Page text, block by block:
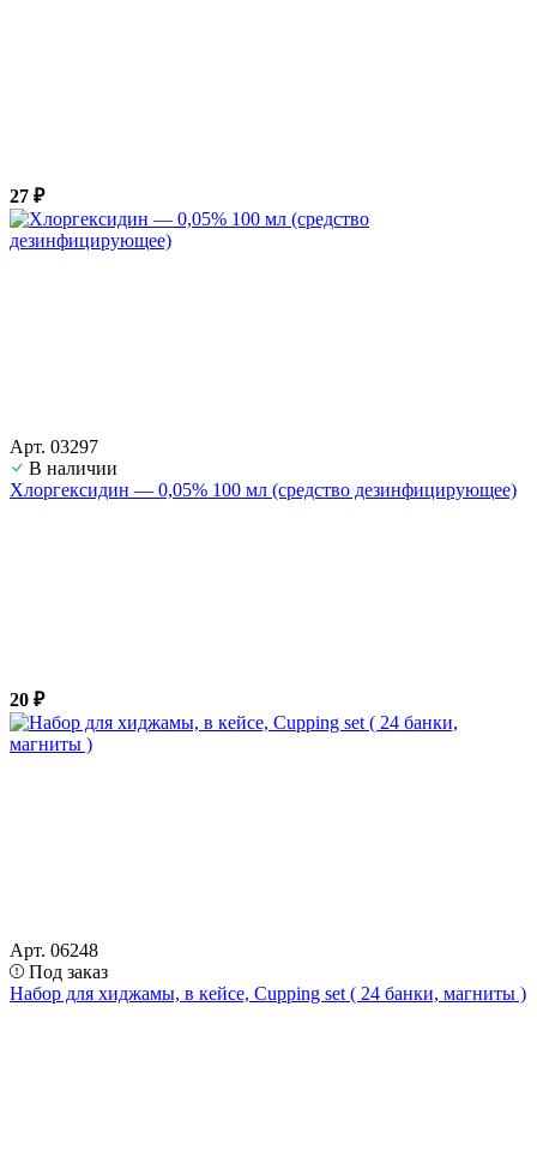
27 ₽
Арт. 03297
В наличии
Хлоргексидин — 0,05% 100 мл (средство дезинфицирующее)
20 ₽
Арт. 06248
Под заказ
Набор для хиджамы, в кейсе, Cupping set ( 24 банки, магниты )